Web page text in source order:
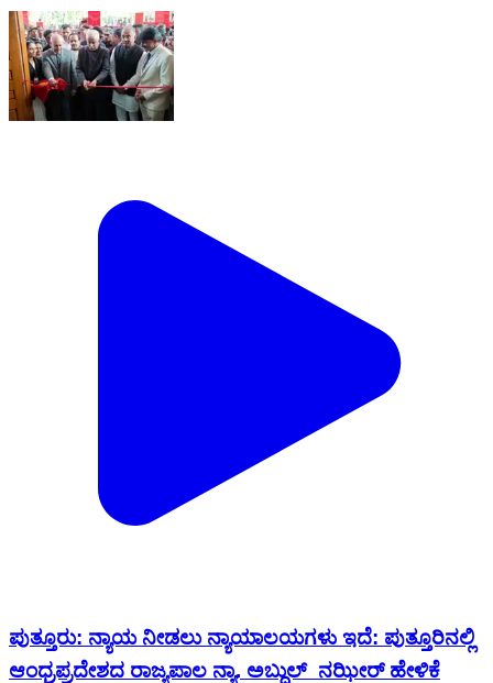
ಪುತ್ತೂರು: ನ್ಯಾಯ ನೀಡಲು ನ್ಯಾಯಾಲಯಗಳು ಇದೆ: ಪುತ್ತೂರಿನಲ್ಲಿ
ಆಂಧ್ರಪ್ರದೇಶದ ರಾಜ್ಯಪಾಲ ನ್ಯಾ. ಅಬ್ದುಲ್ ನಝೀರ್ ಹೇಳಿಕೆ